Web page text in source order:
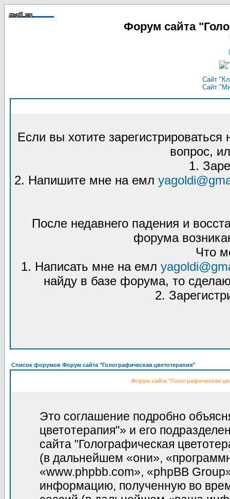
Форум сайта
Сайт
Сайт
Если вы хотите
вопрос,
1.
2. Напишите мне на емл
После недавнего падения и
форума
Что
1. Написать мне на емл
найду в базе форума, то
2.
Список форумов Форум сайта "Голографическая цветотерапия"
Форум сайта "Голографическая
Это соглашение подробно
цветотерапия"» и его
сайта "Голографическая
(в дальнейшем «они»,
«www.phpbb.com», «phpBB
информацию, полученную во